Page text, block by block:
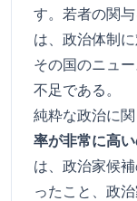
す。若者の関
は、政治体制
その国のニュ
不足である。
純粋な政治に関
率が非常に高
は、政治家候
ったこと、政